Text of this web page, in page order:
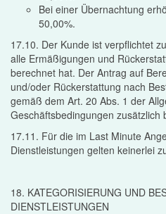
Bei einer Übernachtung
50,00%.
17.10. Der Kunde ist verpflichtet
alle Ermäßigungen und
berechnet hat. Der Antrag auf
und/oder Rückerstattung nach
gemäß dem Art. 20 Abs. 1 der
Geschäftsbedingungen zusätzlich
17.11. Für die im Last Minute
Dienstleistungen gelten keinerlei
18. KATEGORISIERUNG UND
DIENSTLEISTUNGEN